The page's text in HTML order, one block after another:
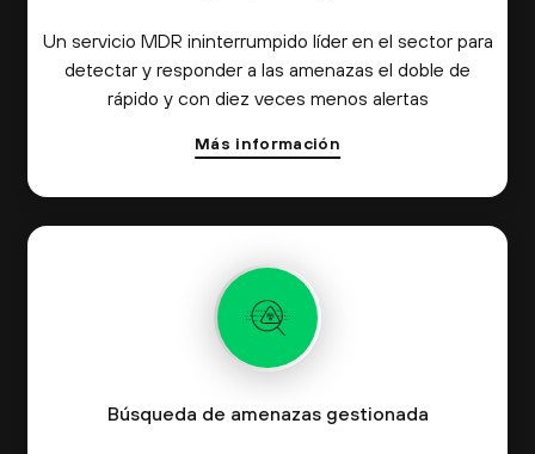
Un servicio MDR ininterrumpido líder en el sector para
detectar y responder a las amenazas el doble de
rápido y con diez veces menos alertas
Más información
Búsqueda de amenazas gestionada